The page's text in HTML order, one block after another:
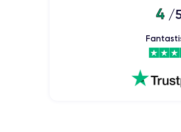
4/